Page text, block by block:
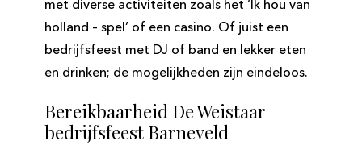
met diverse activiteiten zoals het ‘Ik hou van
holland – spel’ of een casino. Of juist een
bedrijfsfeest met DJ of band en lekker eten
en drinken; de mogelijkheden zijn eindeloos.
Bereikbaarheid De Weistaar
bedrijfsfeest Barneveld